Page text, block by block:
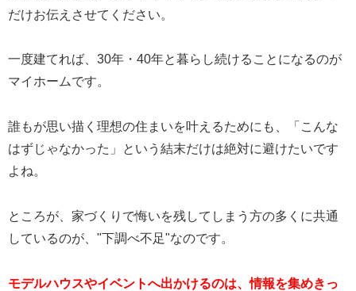
だけお伝えさせてください。
一度建てれば、30年・40年と暮らし続けることになるのが
マイホームです。
誰もが思い描く理想の住まいを叶えるためにも、「こんな
はずじゃなかった」という結末だけは絶対に避けたいです
よね。
ところが、家づくりで悔いを残してしまう方の多くに共通
しているのが、"下調べ不足"なのです。
モデルハウスやイベントへ出かけるのは、情報を集めきっ